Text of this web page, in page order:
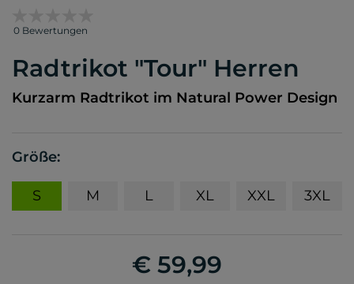
0 Bewertungen
Radtrikot "Tour" Herren
Kurzarm Radtrikot im Natural Power Design
Größe:
S M L XL XXL 3XL
€ 59,99